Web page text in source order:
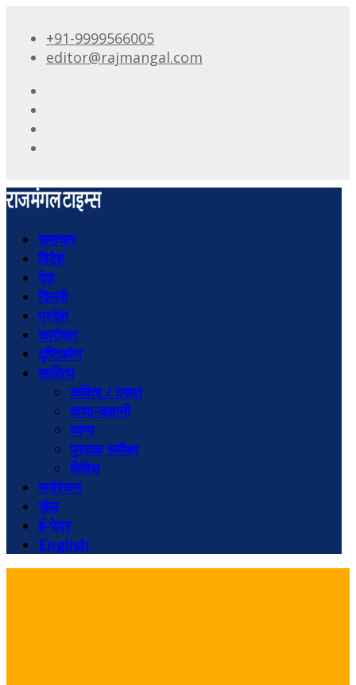
+91-9999566005
editor@rajmangal.com
समाचार
विदेश
देश
दिल्ली
प्रदेश
कारोबार
दृष्टिकोण
साहित्य
कविता / ग़ज़ल
कथा-कहानी
व्यंग्य
पुस्तक समीक्षा
विविध
मनोरंजन
खेल
ई-पेपर
English